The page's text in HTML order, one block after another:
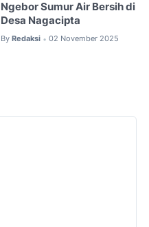
Ngebor Sumur Air Bersih di
Desa Nagacipta
By Redaksi • 02 November 2025